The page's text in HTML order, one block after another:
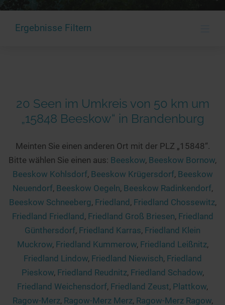
Wellness am See
Gourmet-Urlaub
Romantik Hotels
Camping
Aktiv-Urlaub
Kanu- & Kajak-Urlaub
Wanderurlaub
Bikeurlaub
Auszeit & Wellness
Hausboote
Familienhotels
Bike-Hotels
Wellness-Hotels
Biohotels
Ausgefallenes
Häuser auf dem Wasser
Hundefreundliche Unterkünfte
Glamping
Seen in Deiner Nähe
Überwachte Badestellen
Hunde am See
Deutschlands schönste Seen
Top Seen nach Bundesländern
Top Seen nach Regionen
Deutschlands Lieblingsseen
Seen in Europa
Österreich
Schweiz
Niederlande
Ergebnisse Filtern
20 Seen im Umkreis von 50 km um
„15848 Beeskow“ in Brandenburg
Meinten Sie einen anderen Ort mit der PLZ „15848“.
Bitte wählen Sie einen aus: Beeskow, Beeskow Bornow,
Beeskow Kohlsdorf, Beeskow Krügersdorf, Beeskow
Neuendorf, Beeskow Oegeln, Beeskow Radinkendorf,
Beeskow Schneeberg, Friedland, Friedland Chossewitz,
Friedland Friedland, Friedland Groß Briesen, Friedland
Günthersdorf, Friedland Karras, Friedland Klein
Muckrow, Friedland Kummerow, Friedland Leißnitz,
Friedland Lindow, Friedland Niewisch, Friedland
Pieskow, Friedland Reudnitz, Friedland Schadow,
Friedland Weichensdorf, Friedland Zeust, Plattkow,
Ragow-Merz, Ragow-Merz Merz, Ragow-Merz Ragow,